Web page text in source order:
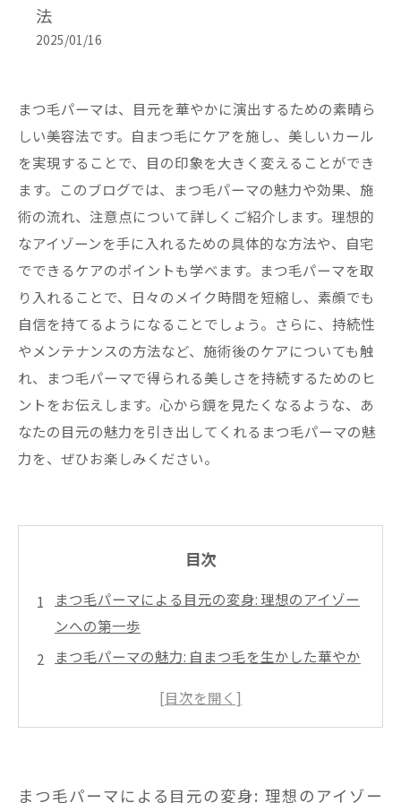
法
2025/01/16
まつ毛パーマは、目元を華やかに演出するための素晴ら
しい美容法です。自まつ毛にケアを施し、美しいカール
を実現することで、目の印象を大きく変えることができ
ます。このブログでは、まつ毛パーマの魅力や効果、施
術の流れ、注意点について詳しくご紹介します。理想的
なアイゾーンを手に入れるための具体的な方法や、自宅
でできるケアのポイントも学べます。まつ毛パーマを取
り入れることで、日々のメイク時間を短縮し、素顔でも
自信を持てるようになることでしょう。さらに、持続性
やメンテナンスの方法など、施術後のケアについても触
れ、まつ毛パーマで得られる美しさを持続するためのヒ
ントをお伝えします。心から鏡を見たくなるような、あ
なたの目元の魅力を引き出してくれるまつ毛パーマの魅
力を、ぜひお楽しみください。
目次
まつ毛パーマによる目元の変身: 理想のアイゾー
ンへの第一歩
まつ毛パーマの魅力: 自まつ毛を生かした華やか
ト
まつ毛パーマによる目元の変身: 理想のアイゾー